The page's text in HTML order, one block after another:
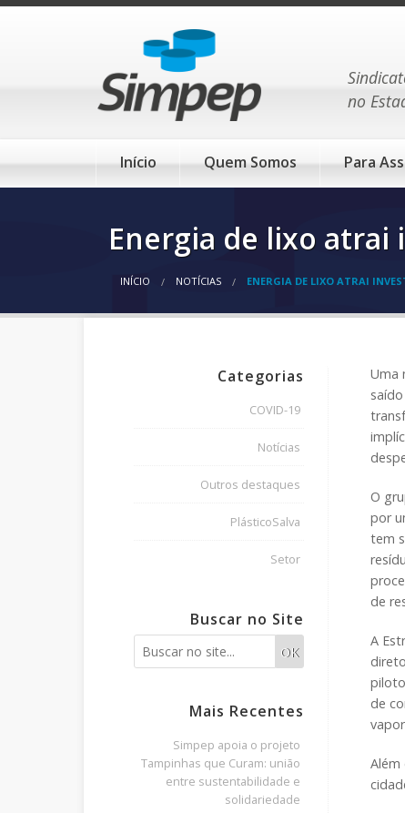
no
Início Quem Somos Para
Energia de lixo
INÍCIO NOTÍCIAS ENERGIA DE LIXO ATRAI
Categorias
COVID-19
Notícias
Outros destaques
PlásticoSalva
Setor
Buscar no Site
OK
Mais Recentes
Simpep apoia o projeto
Tampinhas que Curam: união
entre sustentabilidade e
solidariedade
Uma
O
por
tem
de
A
de
Além